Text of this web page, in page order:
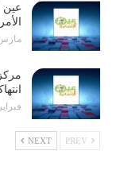
عين
مارس 26,
فبراير 4,
NEXT